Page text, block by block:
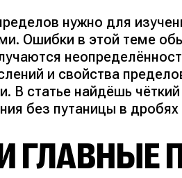
нужно для
Ошибки в этой теме
и свойства
В статье найдёшь
без путаницы в дробях
ГЛАВНЫЕ